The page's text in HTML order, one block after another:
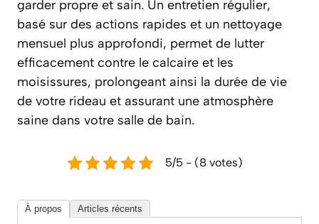
garder propre et sain. Un entretien régulier,
basé sur des actions rapides et un nettoyage
mensuel plus approfondi, permet de lutter
efficacement contre le calcaire et les
moisissures, prolongeant ainsi la durée de vie
de votre rideau et assurant une atmosphère
saine dans votre salle de bain.
5/5 - (8 votes)
À propos Articles récents